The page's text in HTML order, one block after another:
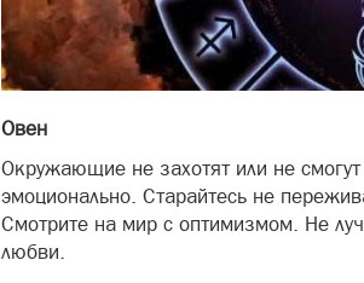
Овен
Окружающие не захотят или не
эмоционально. Старайтесь не
Смотрите на мир с оптимизмом. Не
любви.